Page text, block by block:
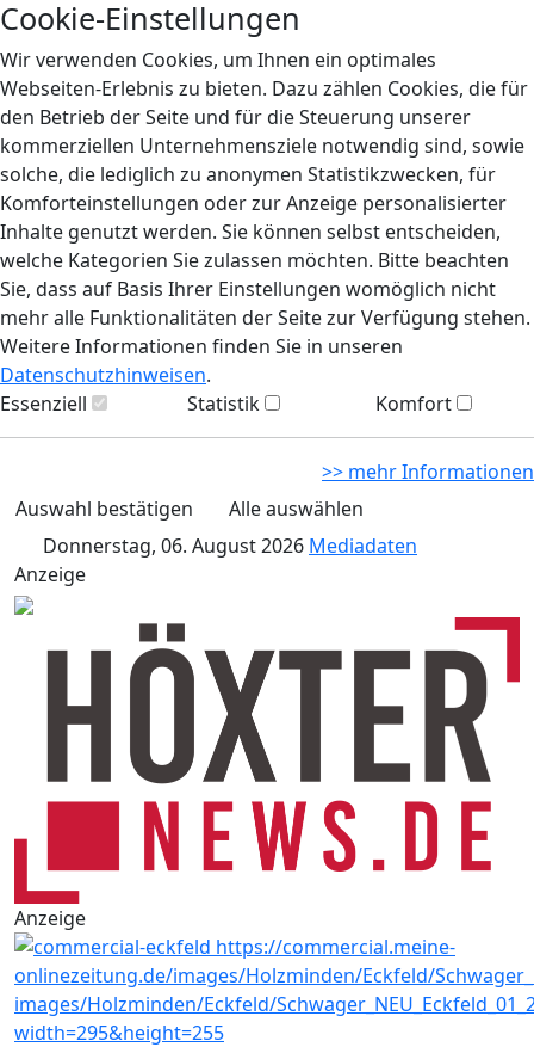
Cookie-Einstellungen
Wir verwenden Cookies, um Ihnen ein optimales
Webseiten-Erlebnis zu bieten. Dazu zählen Cookies, die für
den Betrieb der Seite und für die Steuerung unserer
kommerziellen Unternehmensziele notwendig sind, sowie
solche, die lediglich zu anonymen Statistikzwecken, für
Komforteinstellungen oder zur Anzeige personalisierter
Inhalte genutzt werden. Sie können selbst entscheiden,
welche Kategorien Sie zulassen möchten. Bitte beachten
Sie, dass auf Basis Ihrer Einstellungen womöglich nicht
mehr alle Funktionalitäten der Seite zur Verfügung stehen.
Weitere Informationen finden Sie in unseren
Datenschutzhinweisen.
Essenziell
Statistik Komfort
>> mehr Informationen
Auswahl bestätigen
Alle auswählen
Donnerstag, 06. August 2026 Mediadaten
Anzeige
Anzeige